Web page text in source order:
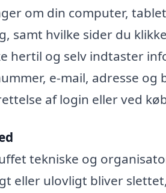
om din computer,
samt hvilke sider du
hertil og selv indtaster
e-mail, adresse
af login eller ved
tekniske og
eller ulovligt bliver